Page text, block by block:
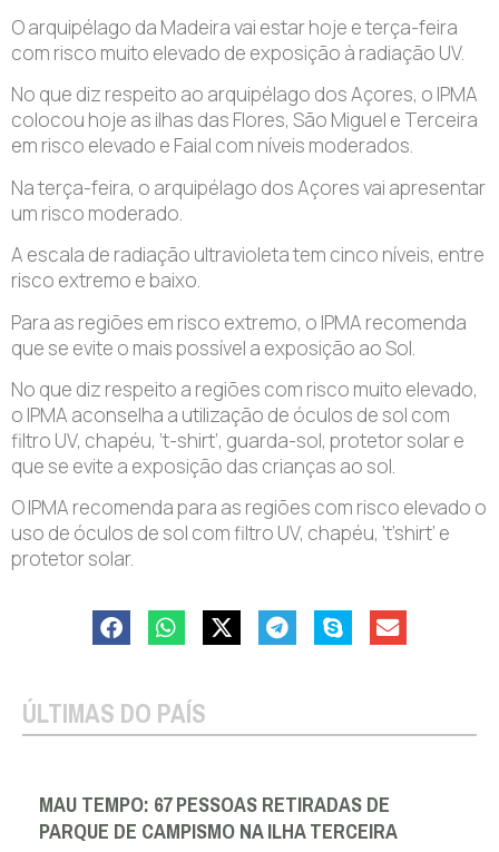
O arquipélago da Madeira vai estar hoje e terça-feira
com risco muito elevado de exposição à radiação UV.
No que diz respeito ao arquipélago dos Açores, o IPMA
colocou hoje as ilhas das Flores, São Miguel e Terceira
em risco elevado e Faial com níveis moderados.
Na terça-feira, o arquipélago dos Açores vai apresentar
um risco moderado.
A escala de radiação ultravioleta tem cinco níveis, entre
risco extremo e baixo.
Para as regiões em risco extremo, o IPMA recomenda
que se evite o mais possível a exposição ao Sol.
No que diz respeito a regiões com risco muito elevado,
o IPMA aconselha a utilização de óculos de sol com
filtro UV, chapéu, ‘t-shirt’, guarda-sol, protetor solar e
que se evite a exposição das crianças ao sol.
O IPMA recomenda para as regiões com risco elevado o
uso de óculos de sol com filtro UV, chapéu, ‘t’shirt’ e
protetor solar.
ÚLTIMAS DO PAÍS
MAU TEMPO: 67 PESSOAS RETIRADAS DE
PARQUE DE CAMPISMO NA ILHA TERCEIRA